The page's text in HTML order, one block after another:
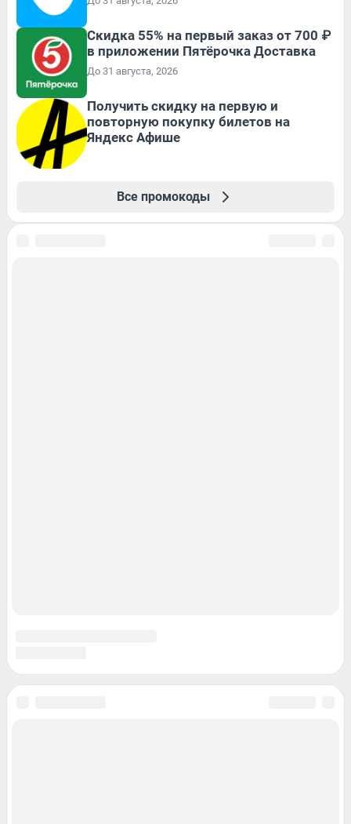
Скидка 55% на первый заказ от 700 ₽
в приложении Пятёрочка Доставка
До 31 августа, 2026
Получить скидку на первую и
повторную покупку билетов на
Яндекс Афише
Все промокоды